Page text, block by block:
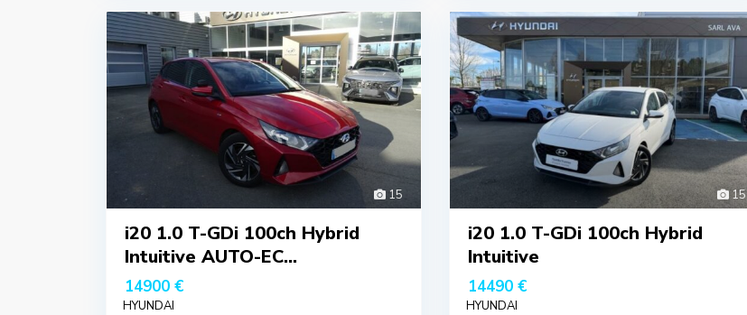
15
i20 1.0 T-GDi 100ch Hybrid
Intuitive AUTO-EC...
14900 €
HYUNDAI
15
i20 1.0 T-GDi 100ch Hybrid
Intuitive
14490 €
HYUNDAI